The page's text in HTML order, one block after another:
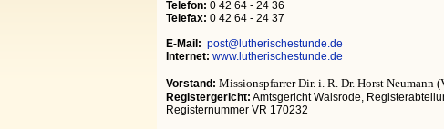
Telefon: 0 42 64 - 24 36
Telefax: 0 42 64 - 24 37
E-Mail: post@lutherischestunde.de
Internet: www.lutherischestunde.de
Vorstand: Missionspfarrer Dir. i. R. Dr. Horst Neumann
Registergericht: Amtsgericht Walsrode,
Registernummer VR 170232